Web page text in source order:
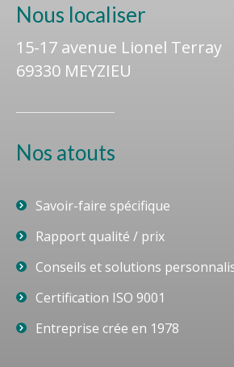
Nous localiser
15-17 avenue Lionel Terray
69330 MEYZIEU
Nos atouts
Savoir-faire spécifique
Rapport qualité / prix
Conseils et solutions
Certification ISO 9001
Entreprise crée en 1978